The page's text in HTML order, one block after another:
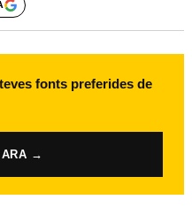
fonts preferides de
ARA →